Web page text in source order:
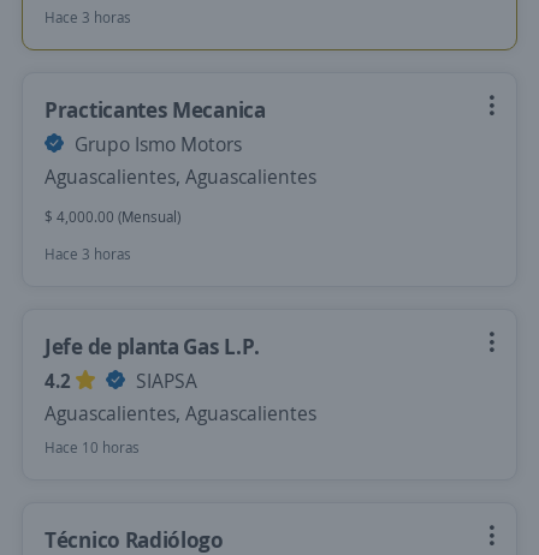
Hace 3 horas
Practicantes Mecanica
Grupo Ismo Motors
Aguascalientes, Aguascalientes
$ 4,000.00 (Mensual)
Hace 3 horas
Jefe de planta Gas L.P.
4.2
SIAPSA
Aguascalientes, Aguascalientes
Hace 10 horas
Técnico Radiólogo